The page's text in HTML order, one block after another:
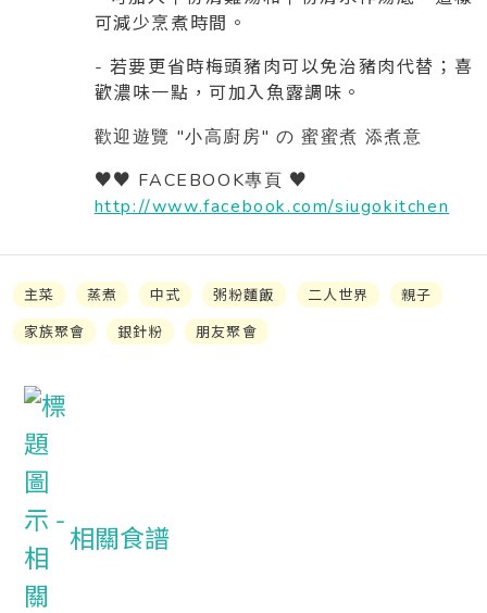
可減少烹煮時間。
- 若要更省時梅頭豬肉可以免治豬肉代替；喜
歡濃味一點，可加入魚露調味。
歡迎遊覽 "小高廚房" の 蜜蜜煮 添煮意
♥♥ FACEBOOK專頁 ♥
http://www.facebook.com/siugokitchen
主菜 蒸煮 中式 粥粉麵飯 二人世界
親子
家族聚會
銀針粉 朋友聚會
相關食譜